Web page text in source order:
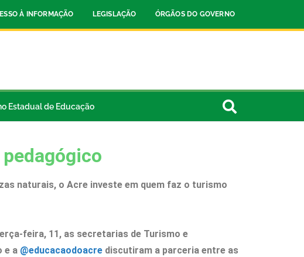
À INFORMAÇÃO LEGISLAÇÃO ÓRGÃOS DO GOVERNO
Estadual de Educação
naturais, o Acre investe em quem faz o turismo
feira, 11, as secretarias de Turismo e
e a @educacaodoacre discutiram a parceria entre as